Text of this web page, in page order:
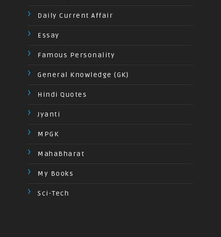
Daily Current Affair
Essay
Famous Personality
General Knowledge (GK)
Hindi Quotes
Jyanti
MPGK
MahaBharat
My Books
Sci-Tech